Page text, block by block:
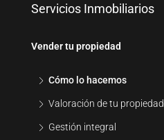
Servicios Inmobiliarios
Vender tu propiedad
Cómo lo hacemos
Valoración de tu propiedad
Gestión integral